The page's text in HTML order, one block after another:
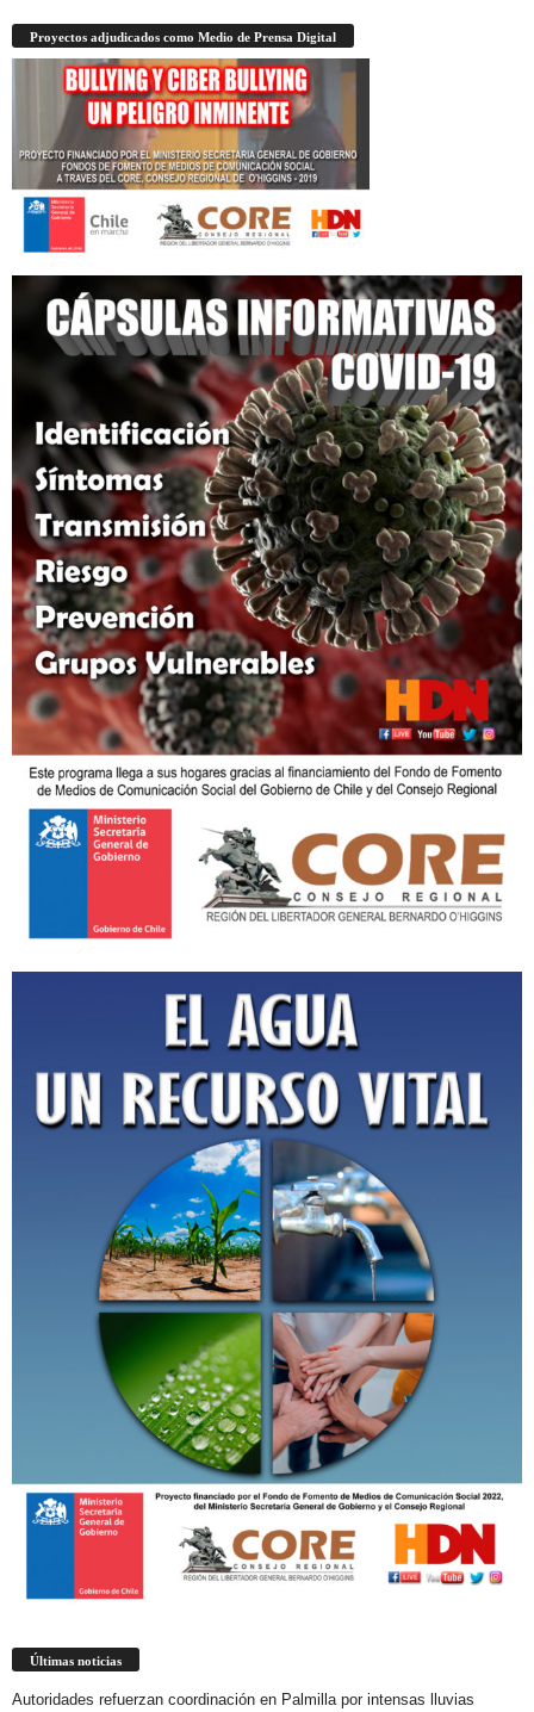
Proyectos adjudicados como Medio de Prensa Digital
Últimas noticias
Autoridades refuerzan coordinación en Palmilla por intensas lluvias